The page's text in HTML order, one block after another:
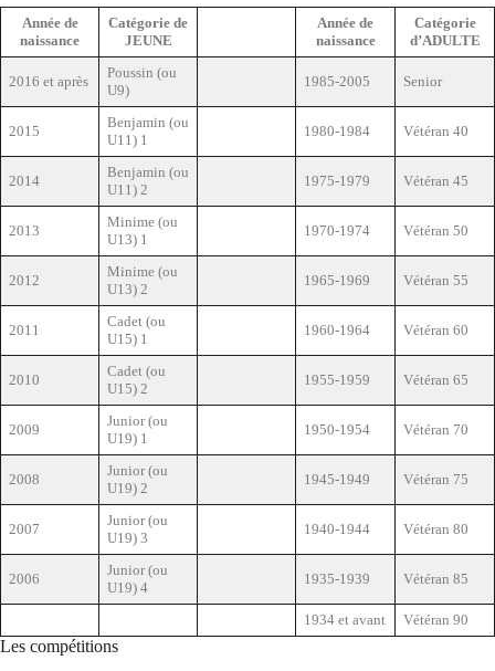
Année de
naissance
Catégorie de
JEUNE
Année de
naissance
Catégorie
d’ADULTE
2016 et après
Poussin (ou
U9)
1985-2005 Senior
2015
Benjamin (ou
U11) 1
1980-1984 Vétéran 40
2014
Benjamin (ou
U11) 2
1975-1979 Vétéran 45
2013
Minime (ou
U13) 1
1970-1974 Vétéran 50
2012
Minime (ou
U13) 2
1965-1969 Vétéran 55
2011
Cadet (ou
U15) 1
1960-1964 Vétéran 60
2010
Cadet (ou
U15) 2
1955-1959 Vétéran 65
2009
Junior (ou
U19) 1
1950-1954 Vétéran 70
2008
Junior (ou
U19) 2
1945-1949 Vétéran 75
2007
Junior (ou
U19) 3
1940-1944 Vétéran 80
2006
Junior (ou
U19) 4
1935-1939 Vétéran 85
1934 et avant Vétéran 90
Les compétitions